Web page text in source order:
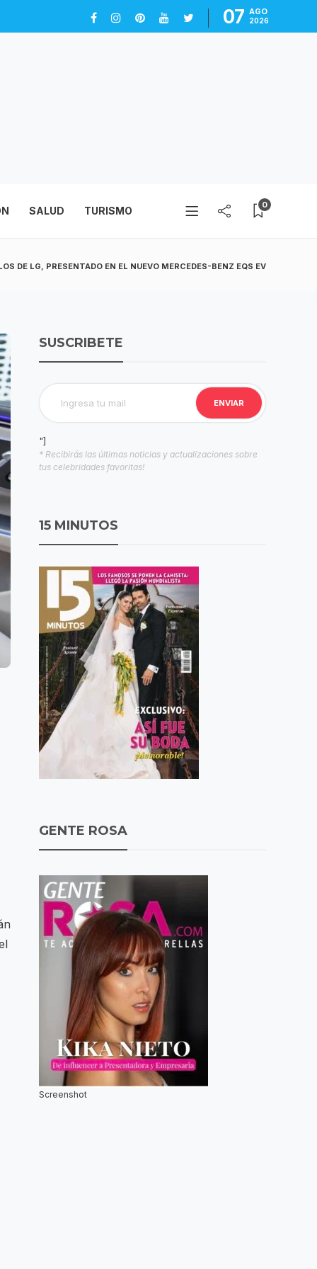
07 AGO
2026
SALUD TURISMO 0
DE LG, PRESENTADO EN EL NUEVO MERCEDES-BENZ EQS EV
SUSCRIBETE
"]
* Recibirás las últimas noticias y actualizaciones sobre
tus celebridades favoritas!
15 MINUTOS
GENTE ROSA
Screenshot